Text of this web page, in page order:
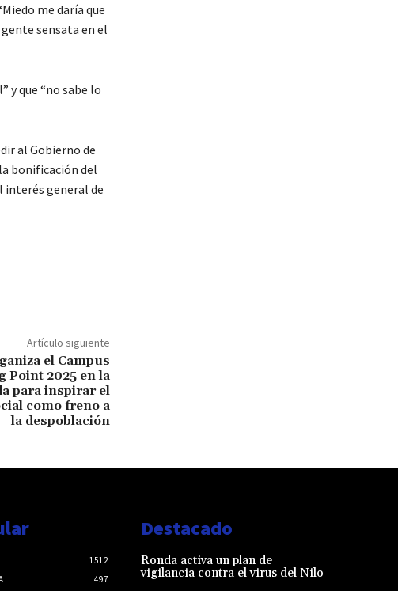
me daría que
sensata en el
y que “no sabe lo
al Gobierno de
bonificación del
interés general de
Artículo siguiente
el Campus
Point 2025 en la
para inspirar el
como freno a
la despoblación
1512
497
Destacado
Ronda activa un plan de
vigilancia contra el virus del Nilo